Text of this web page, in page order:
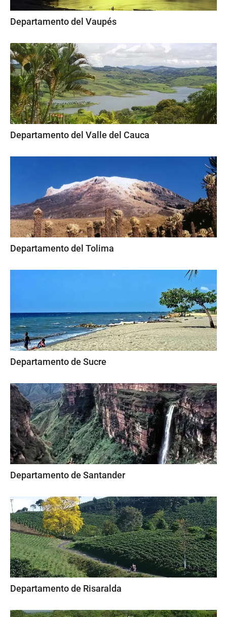
Departamento del Vaupés
Departamento del Valle del Cauca
Departamento del Tolima
Departamento de Sucre
Departamento de Santander
Departamento de Risaralda